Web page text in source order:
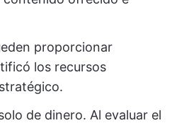
proporcionar
los recursos
de dinero. Al evaluar el